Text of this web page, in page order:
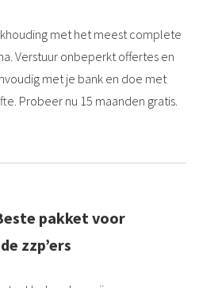
met het meest complete
Verstuur onbeperkt offertes en
met je bank en doe met
Probeer nu 15 maanden gratis.
pakket voor
zzp’ers